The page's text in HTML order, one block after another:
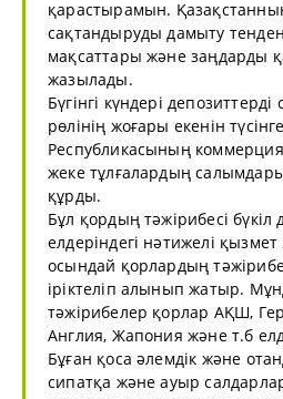
қарастырамын.
сақтандыруды дамыту
мақсаттары және заңдарды
жазылады.
Бүгінгі күндері
рөлінің жоғары екенін
Республикасының
жеке тұлғалардың
құрды.
Бұл қордың тәжірибесі бүкіл
елдеріндегі нәтижелі
осындай қорлардың
іріктеліп алынып жатыр.
тәжірибелер қорлар АҚШ,
Англия, Жапония және т.б
Бұған қоса әлемдік және
сипатқа және ауыр